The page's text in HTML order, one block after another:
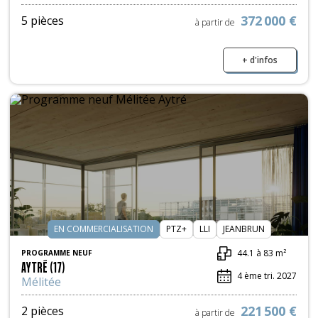
5 pièces à partir de 372 000 €
+ d'infos
EN COMMERCIALISATION PTZ+ LLI JEANBRUN
PROGRAMME NEUF
AYTRÉ (17)
Mélitée
44.1 à 83 m²
4 ème tri. 2027
2 pièces à partir de 221 500 €